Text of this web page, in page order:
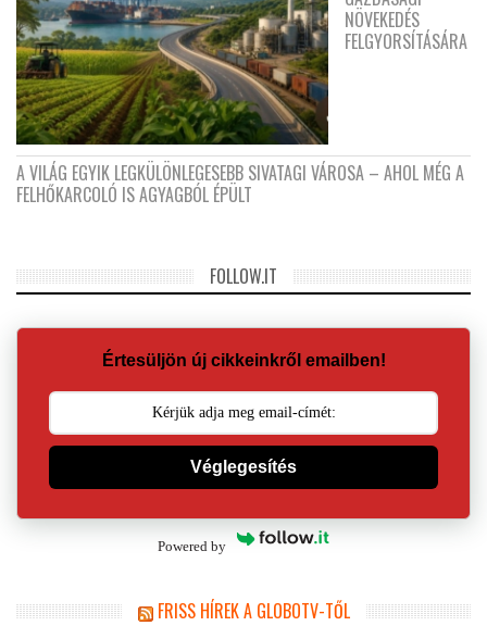
NÖVEKEDÉS
FELGYORSÍTÁSÁRA
A VILÁG EGYIK LEGKÜLÖNLEGESEBB SIVATAGI VÁROSA – AHOL MÉG A
FELHŐKARCOLÓ IS AGYAGBÓL ÉPÜLT
FOLLOW.IT
Értesüljön új cikkeinkről emailben!
Véglegesítés
Powered by
FRISS HÍREK A GLOBOTV-TŐL